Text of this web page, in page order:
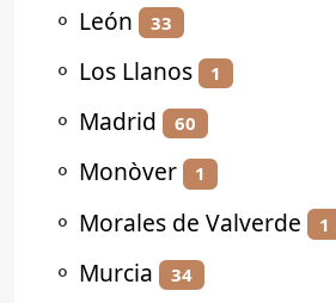
⚬ León 33
⚬ Los Llanos 1
⚬ Madrid 60
⚬ Monòver 1
⚬ Morales de Valverde 1
⚬ Murcia 34